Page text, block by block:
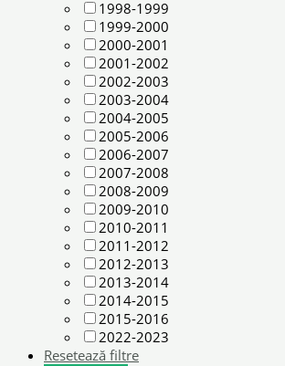
1998-1999
1999-2000
2000-2001
2001-2002
2002-2003
2003-2004
2004-2005
2005-2006
2006-2007
2007-2008
2008-2009
2009-2010
2010-2011
2011-2012
2012-2013
2013-2014
2014-2015
2015-2016
2022-2023
Resetează filtre